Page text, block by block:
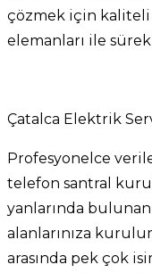
çözmek için
elemanları ile
Çatalca Elektrik
Profesyonelce
telefon santral
yanlarında
alanlarınıza
arasında pek çok